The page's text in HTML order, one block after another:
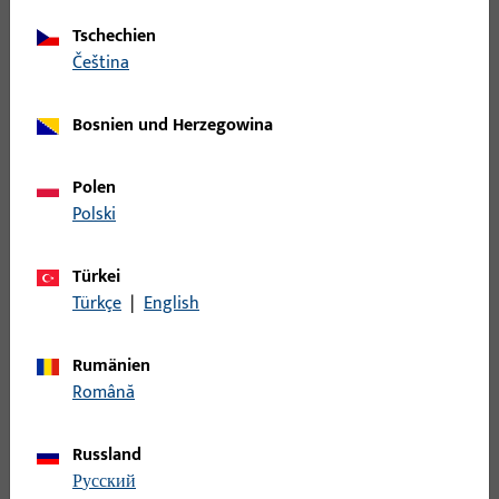
Halbstift
B-78420-08-0-1 | Halbstift | Halbstift VK8
Halbstift
B-78420-09-0-1 | Halbstift | Halbstift VK8
LG70
Halbstift
B-78420-0B-0-1 | Halbstift | Halbstift VK8
Tschechien
čeština
Bosnien und Herzegowina
Polen
Polski
Türkei
Türkçe | English
Rumänien
Română
Russland
русский